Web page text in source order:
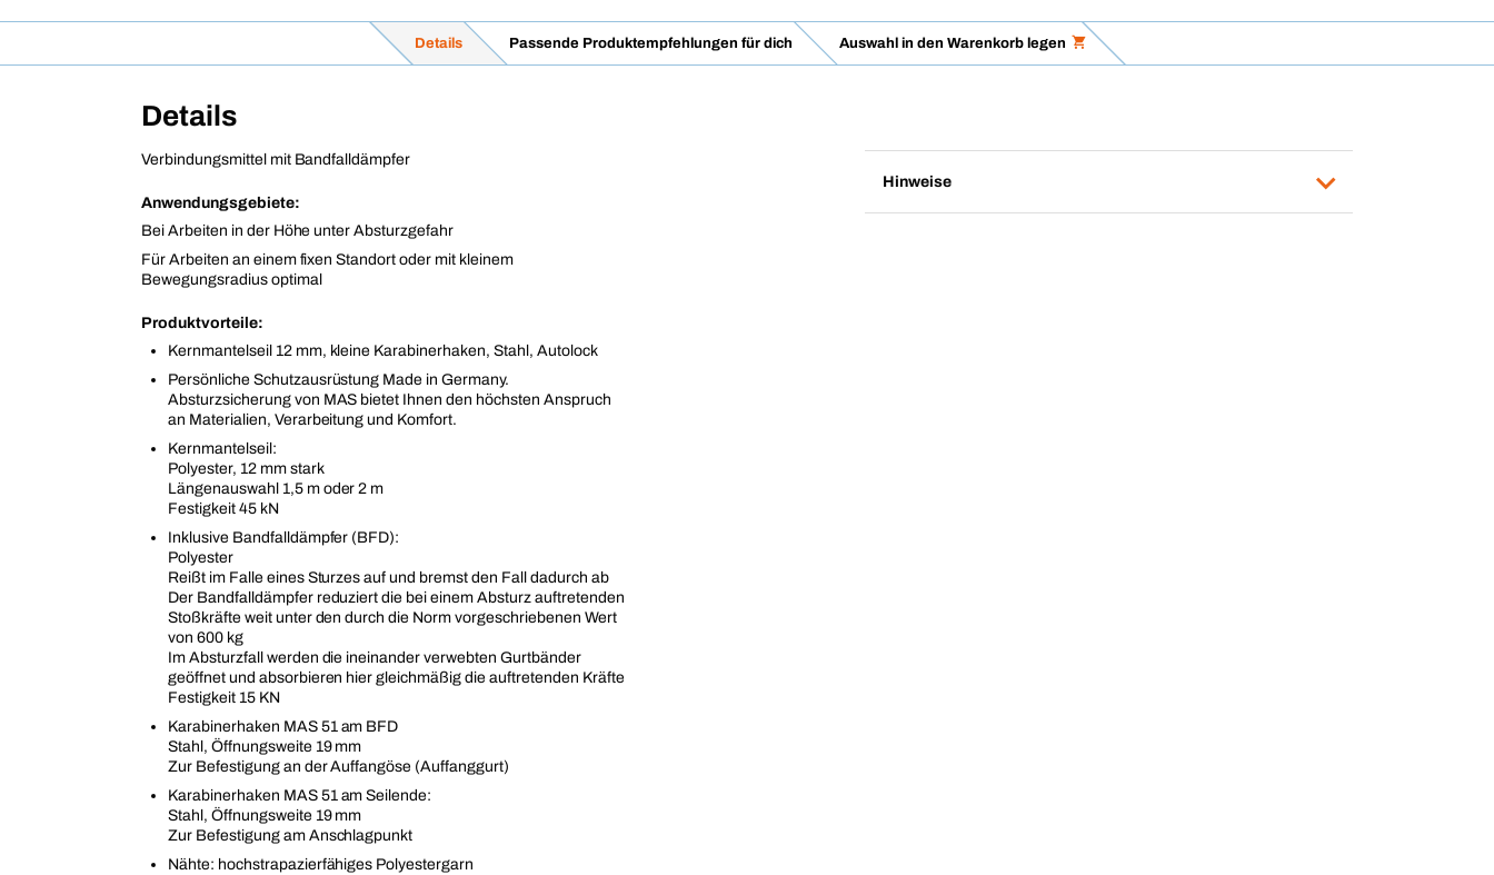
Details Passende Produktempfehlungen für dich Auswahl in den Warenkorb legen
Details
Verbindungsmittel mit Bandfalldämpfer
Anwendungsgebiete:
Bei Arbeiten in der Höhe unter Absturzgefahr
Für Arbeiten an einem fixen Standort oder mit kleinem
Bewegungsradius optimal
Produktvorteile:
Kernmantelseil 12 mm, kleine Karabinerhaken, Stahl, Autolock
Persönliche Schutzausrüstung Made in Germany.
Absturzsicherung von MAS bietet Ihnen den höchsten Anspruch
an Materialien, Verarbeitung und Komfort.
Kernmantelseil:
Polyester, 12 mm stark
Längenauswahl 1,5 m oder 2 m
Festigkeit 45 kN
Inklusive Bandfalldämpfer (BFD):
Polyester
Reißt im Falle eines Sturzes auf und bremst den Fall dadurch ab
Der Bandfalldämpfer reduziert die bei einem Absturz auftretenden
Stoßkräfte weit unter den durch die Norm vorgeschriebenen Wert
von 600 kg
Im Absturzfall werden die ineinander verwebten Gurtbänder
geöffnet und absorbieren hier gleichmäßig die auftretenden Kräfte
Festigkeit 15 KN
Karabinerhaken MAS 51 am BFD
Stahl, Öffnungsweite 19 mm
Zur Befestigung an der Auffangöse (Auffanggurt)
Karabinerhaken MAS 51 am Seilende:
Stahl, Öffnungsweite 19 mm
Zur Befestigung am Anschlagpunkt
Nähte: hochstrapazierfähiges Polyestergarn
Hinweise